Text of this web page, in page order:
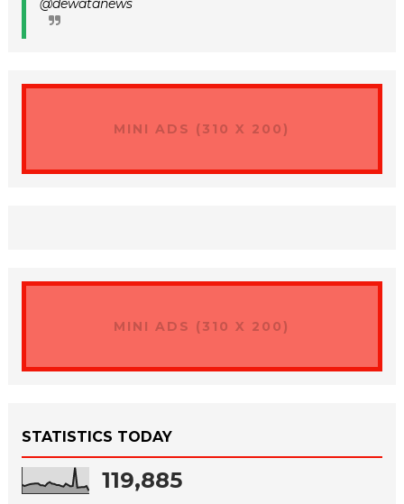
@dewatanews
MINI ADS (310 X 200)
MINI ADS (310 X 200)
STATISTICS TODAY
119,885